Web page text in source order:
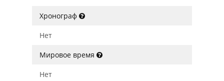
Хронограф
Нет
Мировое время
Нет